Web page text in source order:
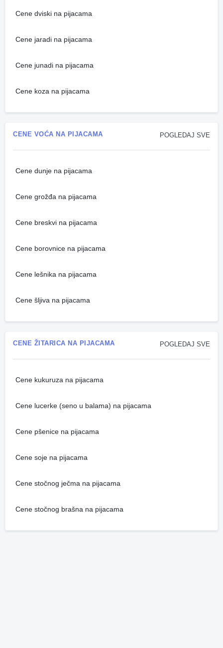
Cene dviski na pijacama
Cene jaradi na pijacama
Cene junadi na pijacama
Cene koza na pijacama
POGLEDAJ SVE
CENE VOĆA NA PIJACAMA
Cene dunje na pijacama
Cene grožđa na pijacama
Cene breskvi na pijacama
Cene borovnice na pijacama
Cene lešnika na pijacama
Cene šljiva na pijacama
POGLEDAJ SVE
CENE ŽITARICA NA PIJACAMA
Cene kukuruza na pijacama
Cene lucerke (seno u balama) na pijacama
Cene pšenice na pijacama
Cene soje na pijacama
Cene stočnog ječma na pijacama
Cene stočnog brašna na pijacama